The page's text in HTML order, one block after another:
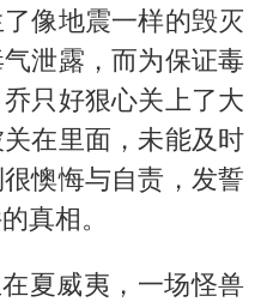
像地震一样的毁灭
泄露，而为保证毒
只好狠心关上了大
在里面，未能及时
懊悔与自责，发誓
真相。
夏威夷，一场怪兽